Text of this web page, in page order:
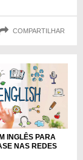
COMPARTILHAR
INGLÊS PARA
NAS REDES